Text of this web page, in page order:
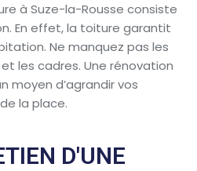
à Suze-la-Rousse consiste
En effet, la toiture garantit
Ne manquez pas les
les cadres. Une rénovation
moyen d’agrandir vos
la place.
D'UNE